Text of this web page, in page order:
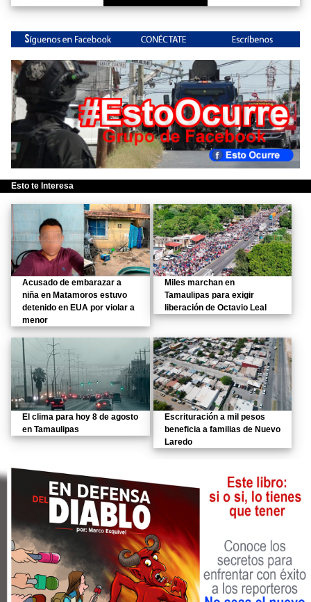
Esto te Interesa
Acusado de embarazar a
niña en Matamoros estuvo
detenido en EUA por violar a
menor
Miles marchan en
Tamaulipas para exigir
liberación de Octavio Leal
El clima para hoy 8 de agosto
en Tamaulipas
Escrituración a mil pesos
beneficia a familias de Nuevo
Laredo